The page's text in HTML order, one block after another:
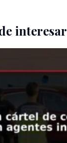
interesar